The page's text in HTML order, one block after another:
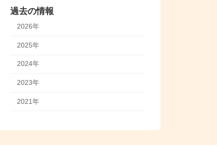
過去の情報
2026年
2025年
2024年
2023年
2021年